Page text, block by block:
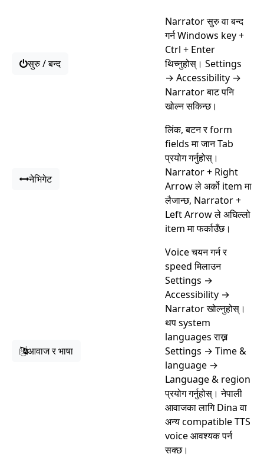
सुरु / बन्द
Narrator सुरु वा बन्द
गर्न Windows key +
Ctrl + Enter
थिच्नुहोस्। Settings
→ Accessibility →
Narrator बाट पनि
खोल्न सकिन्छ।
नेभिगेट
लिंक, बटन र form
fields मा जान Tab
प्रयोग गर्नुहोस्।
Narrator + Right
Arrow ले अर्को item मा
लैजान्छ, Narrator +
Left Arrow ले अघिल्लो
item मा फर्काउँछ।
आवाज र भाषा
Voice चयन गर्न र
speed मिलाउन
Settings →
Accessibility →
Narrator खोल्नुहोस्।
थप system
languages राख्न
Settings → Time &
language →
Language & region
प्रयोग गर्नुहोस्। नेपाली
आवाजका लागि Dina वा
अन्य compatible TTS
voice आवश्यक पर्न
सक्छ।